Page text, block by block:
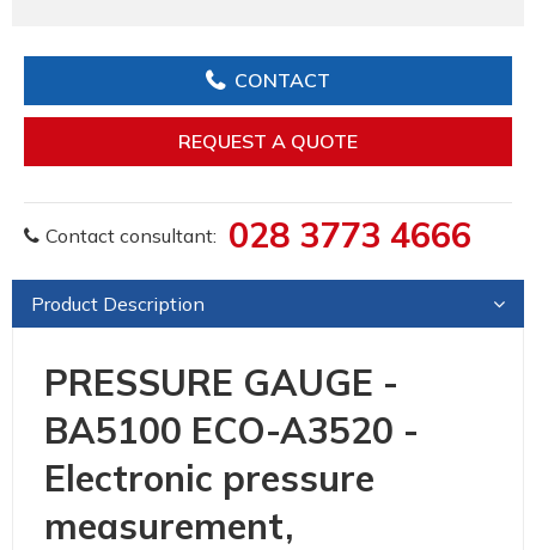
CONTACT
REQUEST A QUOTE
Contact consultant: 028 3773 4666
Product Description
PRESSURE GAUGE -
BA5100 ECO-A3520 -
Electronic pressure
measurement,